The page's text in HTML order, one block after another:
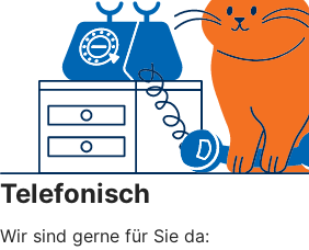
Telefonisch
Wir sind gerne für Sie da: